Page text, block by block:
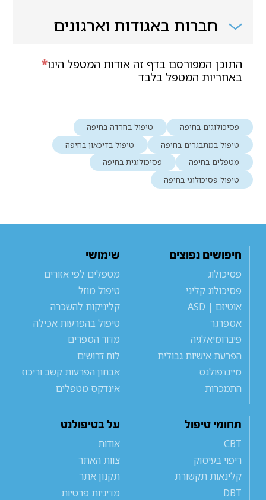
חברות באגודות וארגונים
*התוכן המפורסם בדף זה אודות המטפל הינו
באחריות המטפל בלבד
פסיכולוגים בחיפה
טיפול בחרדה בחיפה
טיפול במתבגרים בחיפה
טיפול בדיכאון בחיפה
מטפלים בחיפה
פסיכולוגית בחיפה
טיפול פסיכולוגי בחיפה
חיפושים נפוצים
פסיכולוג
פסיכולוג קליני
אוטיזם | ASD
אספרגר
פיברומיאלגיה
הפרעת אישיות גבולית
מיינדפולנס
התמכרות
שימושי
מטפלים לפי אזורים
טיפול מוזל
קליניקות להשכרה
טיפול בהפרעות אכילה
מדור הספרים
לוח דרושים
אבחון הפרעות קשב וריכוז
אינדקס מטפלים
תחומי טיפול
CBT
ריפוי בעיסוק
קלינאות תקשורת
DBT
על בטיפולנט
אודות
צוות האתר
תקנון אתר
מדיניות פרטיות